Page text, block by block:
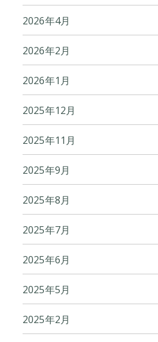
2026年4月
2026年2月
2026年1月
2025年12月
2025年11月
2025年9月
2025年8月
2025年7月
2025年6月
2025年5月
2025年2月